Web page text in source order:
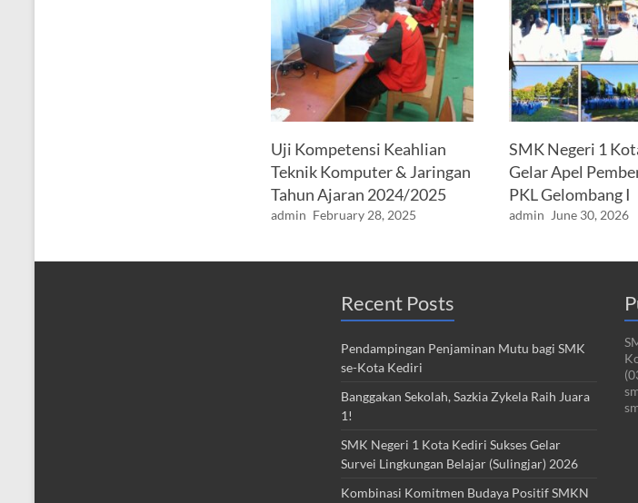
Uji Kompetensi Keahlian
Teknik Komputer & Jaringan
Tahun Ajaran 2024/2025
admin February 28, 2025
SMK Negeri 1
Gelar Apel
PKL Gelombang I
admin June 30, 2026
Recent Posts
Pendampingan Penjaminan Mutu bagi SMK
se-Kota Kediri
Banggakan Sekolah, Sazkia Zykela Raih Juara
1!
SMK Negeri 1 Kota Kediri Sukses Gelar
Survei Lingkungan Belajar (Sulingjar) 2026
Kombinasi Komitmen Budaya Positif SMKN